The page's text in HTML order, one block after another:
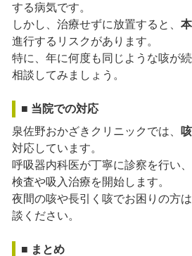
する病気です。
しかし、治療せずに放置すると、
進行するリスクがあります。
特に、年に何度も同じような咳が
相談してみましょう。
■ 当院での対応
泉佐野おかざきクリニックでは、
対応しています。
呼吸器内科医が丁寧に診察を行い
検査や吸入治療を開始します。
夜間の咳や長引く咳でお困りの方
談ください。
■ まとめ